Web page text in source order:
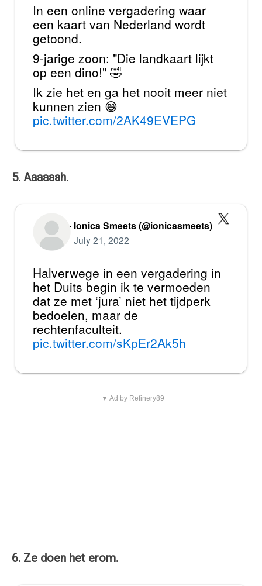
In een online vergadering waar
een kaart van Nederland wordt
getoond.
9-jarige zoon: "Die landkaart lijkt
op een dino!" 🤣
Ik zie het en ga het nooit meer niet
kunnen zien 😄
pic.twitter.com/2AK49EVEPG
5. Aaaaaah.
Halverwege in een vergadering in
het Duits begin ik te vermoeden
dat ze met ‘jura’ niet het tijdperk
bedoelen, maar de
rechtenfaculteit.
pic.twitter.com/sKpEr2Ak5h
— Ionica Smeets (@ionicasmeets)
July 21, 2022
▼ Ad by Refinery89
6. Ze doen het erom.